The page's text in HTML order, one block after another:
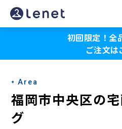
福
岡
中
央
区
の
初回限定！全
ご注文は
Area
福岡市中央区の
グ